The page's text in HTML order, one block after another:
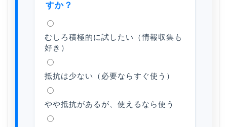
すか？
むしろ積極的に試したい（情報収集も
好き）
抵抗は少ない（必要ならすぐ使う）
やや抵抗があるが、使えるなら使う